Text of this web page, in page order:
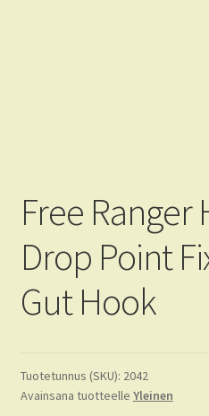
Free Ranger
Drop Point
Gut Hook
Tuotetunnus (SKU): 2042
Avainsana tuotteelle Yleinen